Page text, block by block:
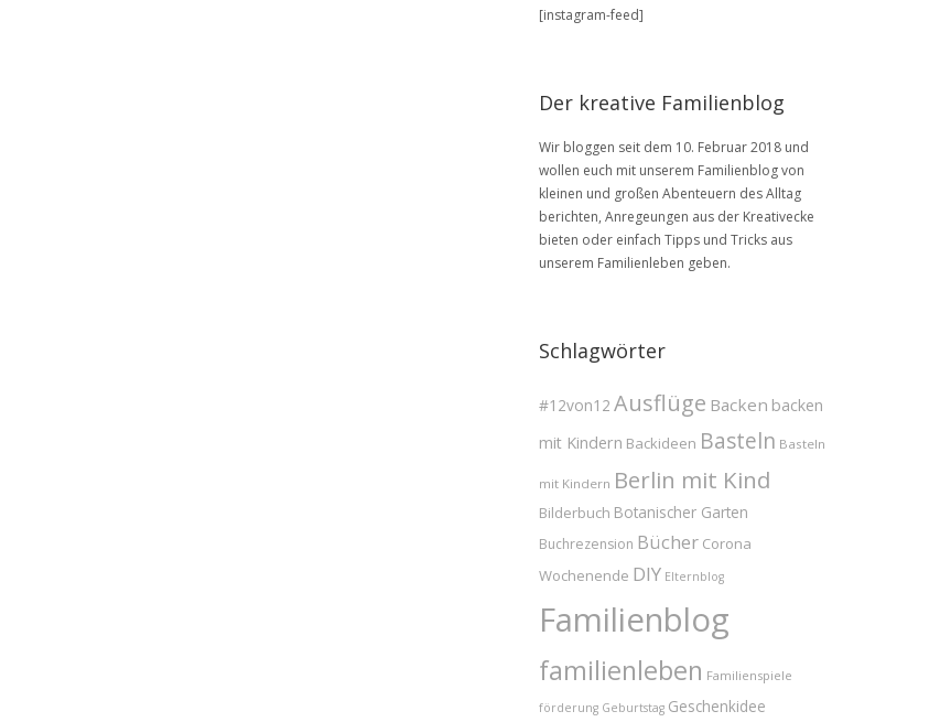
Archive
[instagram-feed]
Der kreative Familienblog
Wir bloggen seit dem 10. Februar 2018 und
wollen euch mit unserem Familienblog von
kleinen und großen Abenteuern des Alltag
berichten, Anregeungen aus der Kreativecke
bieten oder einfach Tipps und Tricks aus
unserem Familienleben geben.
Schlagwörter
#12von12 Ausflüge Backen backen
mit Kindern Backideen Basteln Basteln
mit Kindern Berlin mit Kind
Bilderbuch Botanischer Garten
Buchrezension Bücher Corona
Wochenende DIY Elternblog
Familienblog
familienleben Familienspiele
förderung Geburtstag Geschenkidee